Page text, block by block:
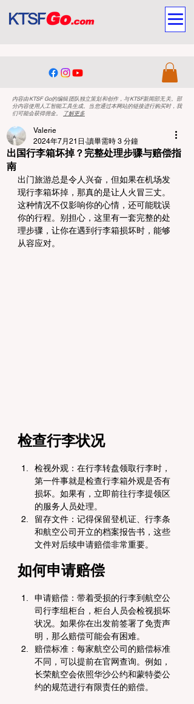
内容由KTSF Go的编辑团队独立策划和创作，与KTSF新闻部无关。部
分内容使用人工智能工具生成。当您通过本网站的链接进行购买时，我
们可能会获得佣金。
了解更多
出国行李箱坏掉？完整处理步骤与赔偿指
南
Valerie
2024年7月21日 讀畢需時 3 分鐘
出门旅游总是令人兴奋，但如果在机场发
现行李箱坏掉，那真的是让人火冒三丈。
这种情况不仅影响你的心情，还可能耽误
你的行程。别担心，这里有一套完整的处
理步骤，让你在遇到行李箱损坏时，能够
从容应对。
检查行李状况
检视外观：在行李转盘领取行李时，
第一件事就是检查行李箱外观是否有
损坏。如果有，立即前往行李提领区
的服务人员处理。
留存文件：记得保留登机证、行李条
和航空公司开立的档案报告书，这些
文件对后续申请赔偿非常重要。
如何申请赔偿
申请赔偿：带着受损的行李到航空公
司行李组柜台，柜台人员会检视损坏
状况。如果你在出发前签署了免责声
明，那么赔偿可能会有困难。
赔偿标准：每家航空公司的赔偿标准
不同，可以提前在官网查询。例如，
长荣航空会依照华沙公约和蒙特娄公
约的规范进行有限责任的赔偿。